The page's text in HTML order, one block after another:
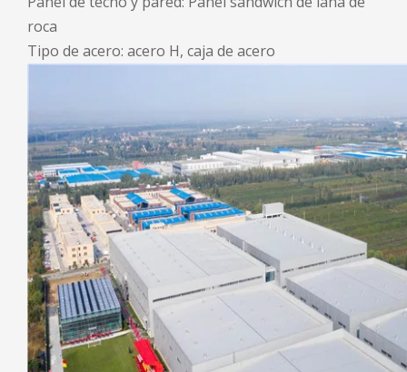
roca
Tipo de acero: acero H, caja de acero